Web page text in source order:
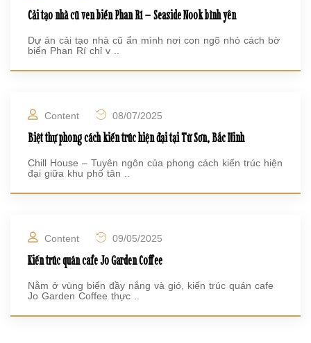
Cải tạo nhà cũ ven biển Phan Rí – Seaside Nook bình yên
Dự án cải tạo nhà cũ ẩn mình nơi con ngõ nhỏ cách bờ
biển Phan Rí chỉ v ..
Content 08/07/2025
Biệt thự phong cách kiến trúc hiện đại tại Từ Sơn, Bắc Ninh
Chill House – Tuyên ngôn của phong cách kiến trúc hiện
đại giữa khu phố tân ..
Content 09/05/2025
Kiến trúc quán cafe Jo Garden Coffee
Nằm ở vùng biển đầy nắng và gió, kiến trúc quán cafe
Jo Garden Coffee thực ..